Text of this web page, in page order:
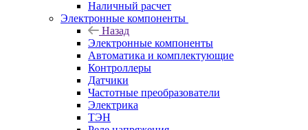
Наличный расчет
Электронные компоненты
Назад
Электронные компоненты
Автоматика и комплектующие
Контроллеры
Датчики
Частотные преобразователи
Электрика
ТЭН